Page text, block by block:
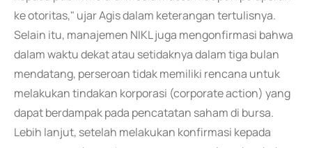
ke otoritas," ujar Agis dalam keterangan tertulisnya.
Selain itu, manajemen NIKL juga mengonfirmasi bahwa
dalam waktu dekat atau setidaknya dalam tiga bulan
mendatang, perseroan tidak memiliki rencana untuk
melakukan tindakan korporasi (corporate action) yang
dapat berdampak pada pencatatan saham di bursa.
Lebih lanjut, setelah melakukan konfirmasi kepada